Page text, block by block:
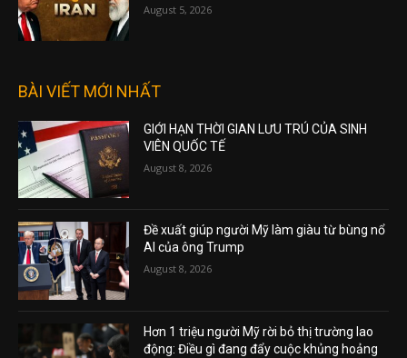
August 5, 2026
BÀI VIẾT MỚI NHẤT
GIỚI HẠN THỜI GIAN LƯU TRÚ CỦA SINH
VIÊN QUỐC TẾ
August 8, 2026
Đề xuất giúp người Mỹ làm giàu từ bùng nổ
AI của ông Trump
August 8, 2026
Hơn 1 triệu người Mỹ rời bỏ thị trường lao
động: Điều gì đang đẩy cuộc khủng hoảng